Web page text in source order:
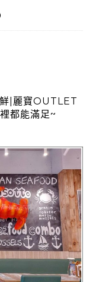
|麗寶OUTLET
都能滿足~